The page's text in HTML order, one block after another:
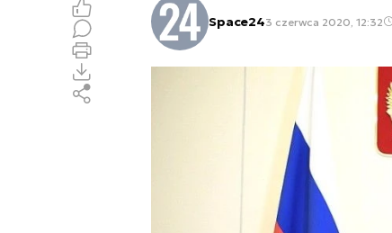
Space243 czerwca 2020, 12:32